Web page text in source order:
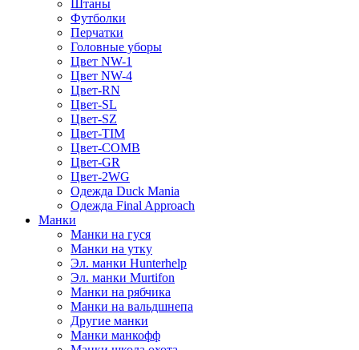
Штаны
Футболки
Перчатки
Головные уборы
Цвет NW-1
Цвет NW-4
Цвет-RN
Цвет-SL
Цвет-SZ
Цвет-TIM
Цвет-COMB
Цвет-GR
Цвет-2WG
Одежда Duck Mania
Одежда Final Approach
Манки
Манки на гуся
Манки на утку
Эл. манки Hunterhelp
Эл. манки Murtifon
Манки на рябчика
Манки на вальдшнепа
Другие манки
Манки манкофф